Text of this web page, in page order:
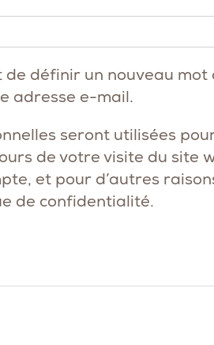
définir un nouveau mot
adresse e-mail.
seront utilisées
de votre visite du site
et pour d’autres
de confidentialité.